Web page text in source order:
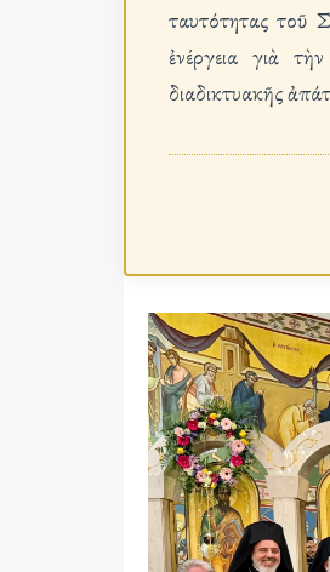
ταυτότητας τοῦ
ἐνέργεια γιὰ
διαδικτυακῆς